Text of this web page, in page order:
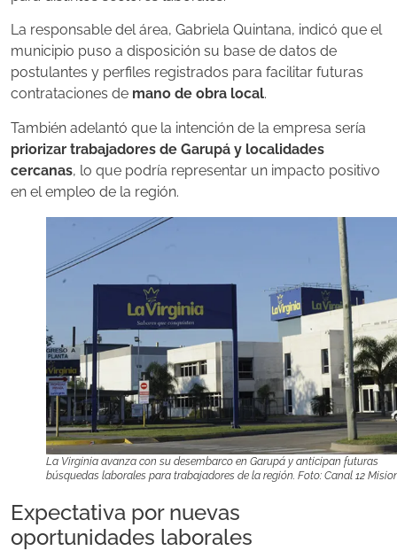
La responsable del área, Gabriela Quintana, indicó que el
municipio puso a disposición su base de datos de
postulantes y perfiles registrados para facilitar futuras
contrataciones de mano de obra local.
También adelantó que la intención de la empresa sería
priorizar trabajadores de Garupá y localidades
cercanas, lo que podría representar un impacto positivo
en el empleo de la región.
La Virginia avanza con su desembarco en Garupá y anticipan futuras
búsquedas laborales para trabajadores de la región. Foto: Canal 12
Expectativa por nuevas
oportunidades laborales